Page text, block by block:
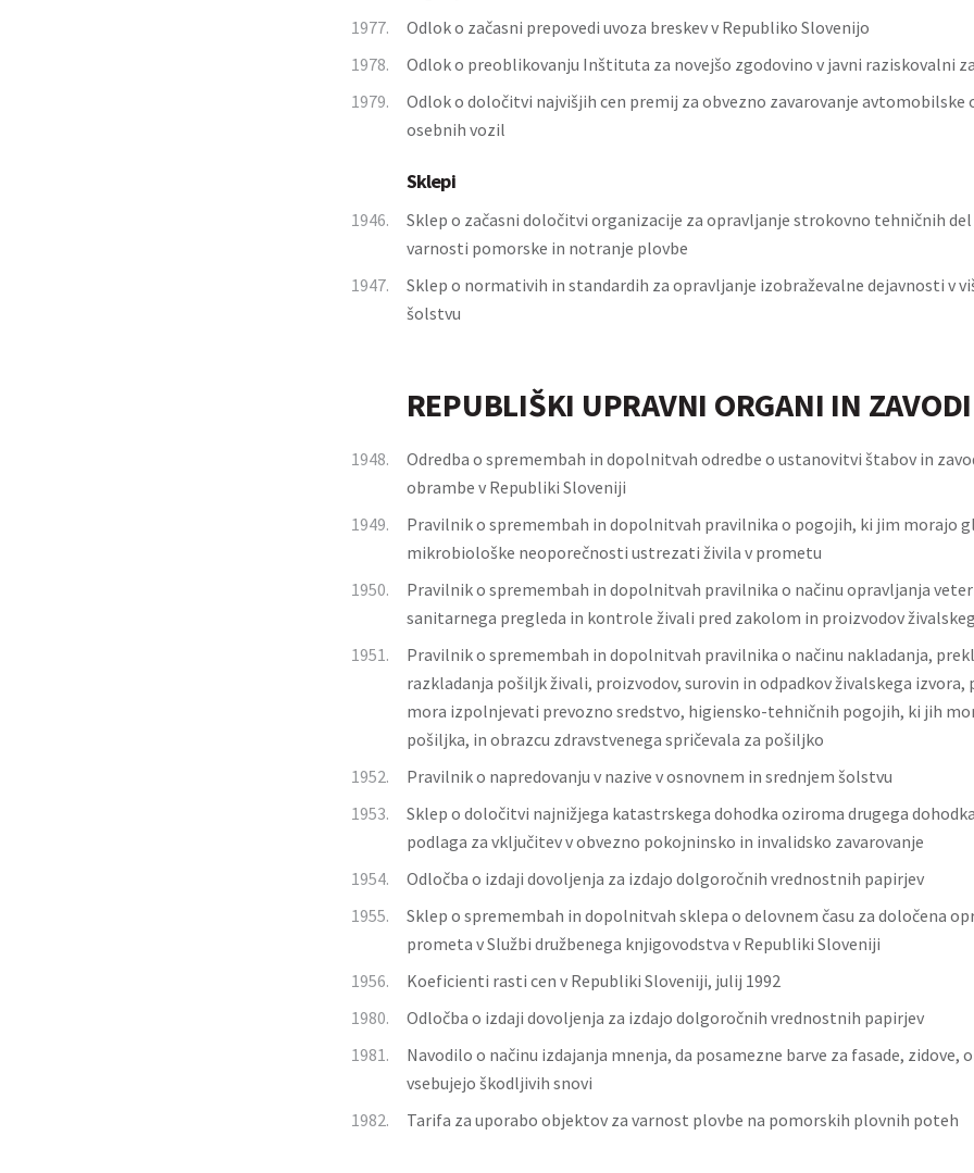
1977.
Odlok o začasni prepovedi uvoza breskev v Republiko Slovenijo
1978.
Odlok o preoblikovanju Inštituta za novejšo zgodovino v javni raziskovalni
1979.
Odlok o določitvi najvišjih cen premij za obvezno zavarovanje avtomobilske
osebnih vozil
Sklepi
1946.
Sklep o začasni določitvi organizacije za opravljanje strokovno tehničnih del
varnosti pomorske in notranje plovbe
1947.
Sklep o normativih in standardih za opravljanje izobraževalne dejavnosti v
šolstvu
REPUBLIŠKI UPRAVNI ORGANI IN ZAVODI
1948.
Odredba o spremembah in dopolnitvah odredbe o ustanovitvi štabov in
obrambe v Republiki Sloveniji
1949.
Pravilnik o spremembah in dopolnitvah pravilnika o pogojih, ki jim morajo
mikrobiološke neoporečnosti ustrezati živila v prometu
1950.
Pravilnik o spremembah in dopolnitvah pravilnika o načinu opravljanja
sanitarnega pregleda in kontrole živali pred zakolom in proizvodov
1951.
Pravilnik o spremembah in dopolnitvah pravilnika o načinu nakladanja,
razkladanja pošiljk živali, proizvodov, surovin in odpadkov živalskega izvora,
mora izpolnjevati prevozno sredstvo, higiensko-tehničnih pogojih, ki jih
pošiljka, in obrazcu zdravstvenega spričevala za pošiljko
1952.
Pravilnik o napredovanju v nazive v osnovnem in srednjem šolstvu
1953.
Sklep o določitvi najnižjega katastrskega dohodka oziroma drugega
podlaga za vključitev v obvezno pokojninsko in invalidsko zavarovanje
1954.
Odločba o izdaji dovoljenja za izdajo dolgoročnih vrednostnih papirjev
1955.
Sklep o spremembah in dopolnitvah sklepa o delovnem času za določena
prometa v Službi družbenega knjigovodstva v Republiki Sloveniji
1956.
Koeficienti rasti cen v Republiki Sloveniji, julij 1992
1980.
Odločba o izdaji dovoljenja za izdajo dolgoročnih vrednostnih papirjev
1981.
Navodilo o načinu izdajanja mnenja, da posamezne barve za fasade, zidove,
vsebujejo škodljivih snovi
1982.
Tarifa za uporabo objektov za varnost plovbe na pomorskih plovnih poteh